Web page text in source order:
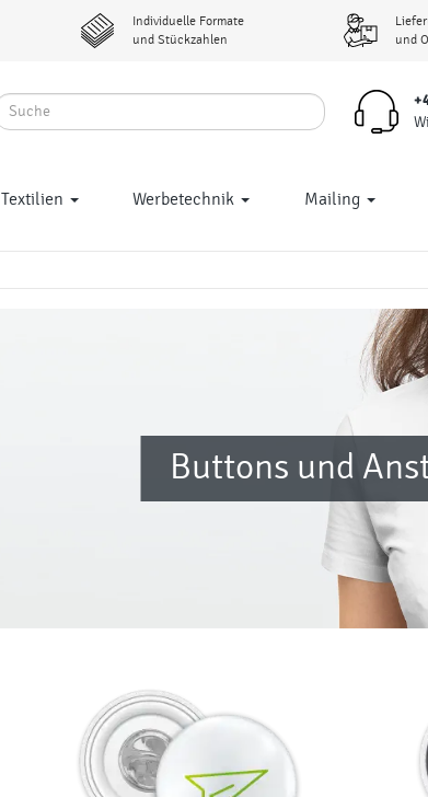
Individuelle Formate
und Stückzahlen
und
Textilien Werbetechnik Mailing
Buttons und